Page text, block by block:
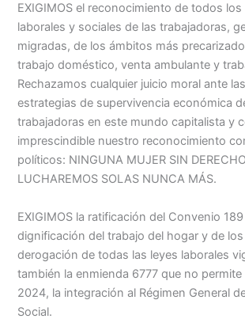
EXIGIMOS el reconocimiento de todos
laborales y sociales de las trabajadoras,
migradas, de los ámbitos más
trabajo doméstico, venta ambulante y
Rechazamos cualquier juicio moral ante
estrategias de supervivencia económica
trabajadoras en este mundo capitalista y
imprescindible nuestro reconocimiento
políticos: NINGUNA MUJER SIN
LUCHAREMOS SOLAS NUNCA MÁS.
EXIGIMOS la ratificación del Convenio
dignificación del trabajo del hogar y de
derogación de todas las leyes laborales
también la enmienda 6777 que no
2024, la integración al Régimen General
Social.